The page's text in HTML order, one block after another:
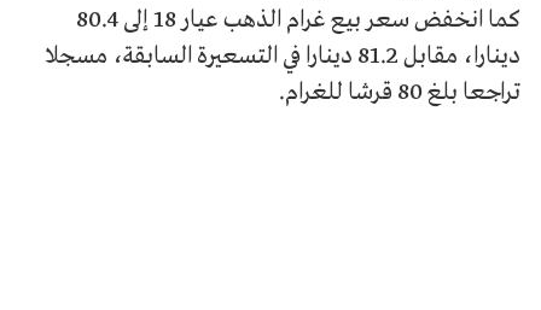
كما انخفض سعر بيع غرام الذهب عيار 18 إلى 80.4
دينارا، مقابل 81.2 دينارا في التسعيرة السابقة، مسجلا
تراجعا بلغ 80 قرشا للغرام.